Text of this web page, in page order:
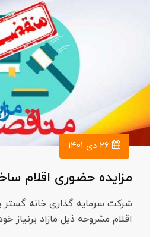
مزایده حضوری اقلام
شرکت سرمایه گذاری خانه گستر
اقلام مشروحه ذیل مازاد برنیاز